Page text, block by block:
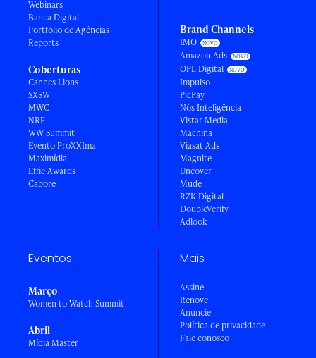
Webinars
Banca Digital
Portfólio de Agências
Reports
Coberturas
Cannes Lions
SXSW
MWC
NRF
WW Summit
Evento ProXXIma
Maximídia
Effie Awards
Caboré
Brand Channels
IMO
Amazon Ads
OPL Digital
Impulso
PicPay
Nós Inteligência
Vistar Media
Machina
Viasat Ads
Magnite
Uncover
Mude
RZK Digital
DoubleVerify
Adlook
Eventos
Março
Women to Watch Summit
Abril
Mídia Master
Mais
Assine
Renove
Anuncie
Política de privacidade
Fale conosco